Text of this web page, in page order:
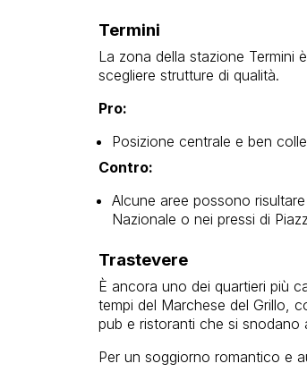
Termini
La zona della stazione Termini
scegliere strutture di qualità.
Pro:
Posizione centrale e ben
Contro:
Alcune aree possono
Nazionale o nei pressi di
Trastevere
È ancora uno dei quartieri più
tempi del Marchese del Grillo,
pub e ristoranti che si snodano
Per un soggiorno romantico e